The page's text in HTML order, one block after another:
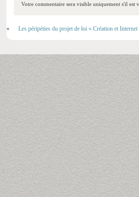
Votre commentaire sera visible uniquement s'il est
« Les péripéties du projet de loi « Création et Internet